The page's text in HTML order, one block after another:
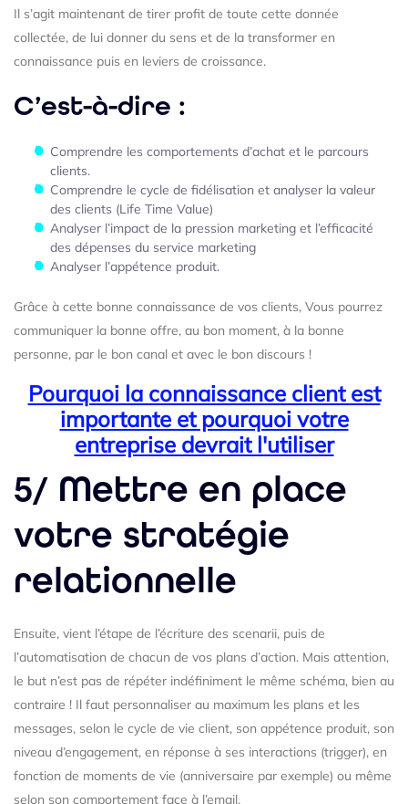
Il s’agit maintenant de tirer profit de toute cette donnée
collectée, de lui donner du sens et de la transformer en
connaissance puis en leviers de croissance.
C’est-à-dire :
Comprendre les comportements d’achat et le parcours
clients.
Comprendre le cycle de fidélisation et analyser la valeur
des clients (Life Time Value)
Analyser l’impact de la pression marketing et l’efficacité
des dépenses du service marketing
Analyser l’appétence produit.
Grâce à cette bonne connaissance de vos clients, Vous pourrez
communiquer la bonne offre, au bon moment, à la bonne
personne, par le bon canal et avec le bon discours !
Pourquoi la connaissance client est
importante et pourquoi votre
entreprise devrait l'utiliser
5/ Mettre en place
votre stratégie
relationnelle
Ensuite, vient l’étape de l’écriture des scenarii, puis de
l’automatisation de chacun de vos plans d’action. Mais attention,
le but n’est pas de répéter indéfiniment le même schéma, bien au
contraire ! Il faut personnaliser au maximum les plans et les
messages, selon le cycle de vie client, son appétence produit, son
niveau d’engagement, en réponse à ses interactions (trigger), en
fonction de moments de vie (anniversaire par exemple) ou même
selon son comportement face à l’email.